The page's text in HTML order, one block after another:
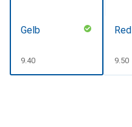
Gelb
CHF
9.40
Red
CHF
9.50